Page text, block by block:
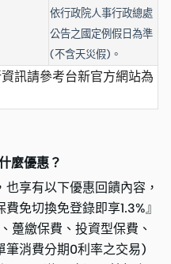
依行政院人事行政總處
公告之國定例假日為準
(不含天災假)。
訊請參考台新官方網站為
麼優惠？
享有以下優惠回饋內容，
免切換免登錄即享1.3%』
躉繳保費、投資型保費、
筆消費分期0利率之交易)